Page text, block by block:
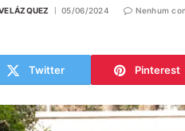
05/06/2024 Nenhum
Twitter Pinterest